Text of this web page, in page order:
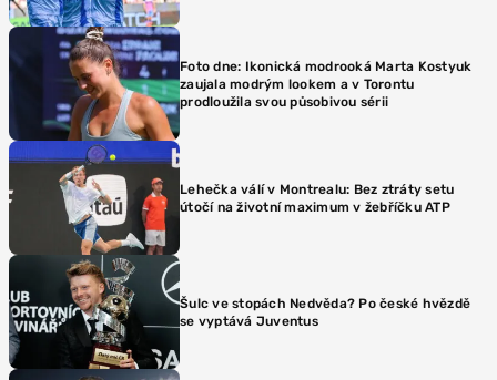
Foto dne: Ikonická modrooká Marta Kostyuk
zaujala modrým lookem a v Torontu
prodloužila svou působivou sérii
Lehečka válí v Montrealu: Bez ztráty setu
útočí na životní maximum v žebříčku ATP
Šulc ve stopách Nedvěda? Po české hvězdě
se vyptává Juventus